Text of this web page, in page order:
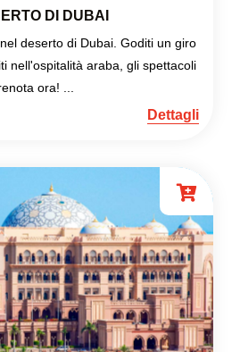
DI DUBAI
deserto di Dubai. Goditi un giro
nell'ospitalità araba, gli spettacoli
ora! ...
Dettagli